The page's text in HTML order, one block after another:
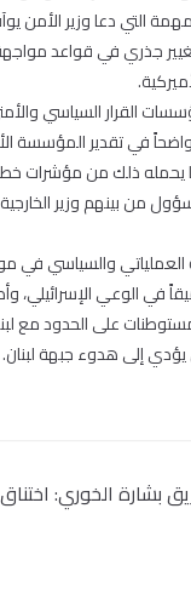
التي دعا وزير الأمن
جذري في قواعد
القرار السياسي
في تقدير المؤسسة
يحمله ذلك من مؤشرات
من بينهم وزير
والسياسي في
الوعي الإسرائيلي،
على الحدود مع
إلى هدوء جبهة لبنان.
بشارة الخوري: